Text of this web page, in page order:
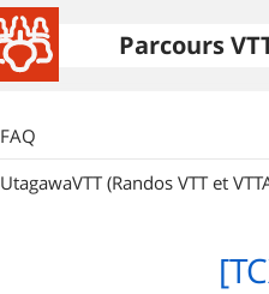
Parcours
FAQ
UtagawaVTT (Randos VTT et